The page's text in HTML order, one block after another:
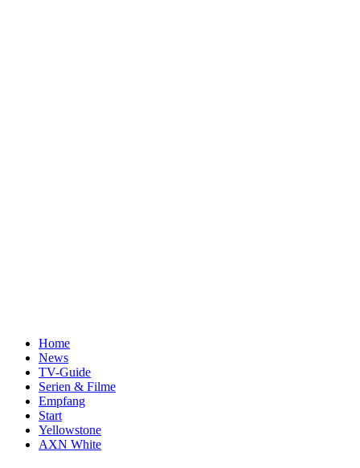
Home
News
TV-Guide
Serien & Filme
Empfang
Start
Yellowstone
AXN White